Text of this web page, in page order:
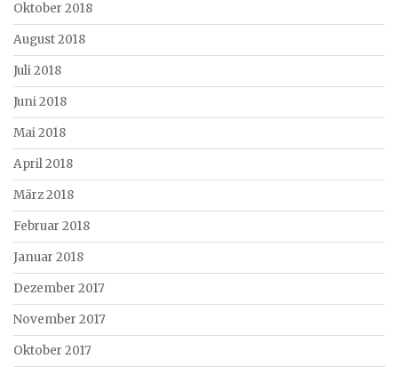
Oktober 2018
August 2018
Juli 2018
Juni 2018
Mai 2018
April 2018
März 2018
Februar 2018
Januar 2018
Dezember 2017
November 2017
Oktober 2017